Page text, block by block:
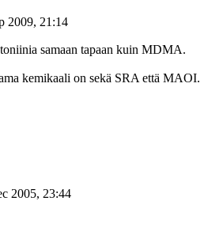
2009, 21:14
samaan tapaan kuin MDMA.
kemikaali on sekä SRA että MAOI.
2005, 23:44